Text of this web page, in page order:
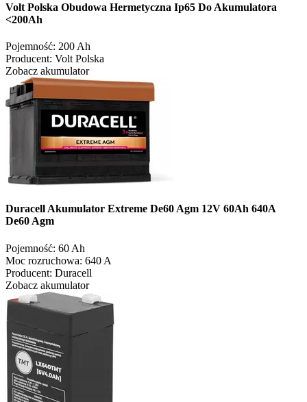
Volt Polska Obudowa Hermetyczna Ip65 Do Akumulatora
<200Ah
Pojemność: 200 Ah
Producent: Volt Polska
Zobacz akumulator
Duracell Akumulator Extreme De60 Agm 12V 60Ah 640A
De60 Agm
Pojemność: 60 Ah
Moc rozruchowa: 640 A
Producent: Duracell
Zobacz akumulator